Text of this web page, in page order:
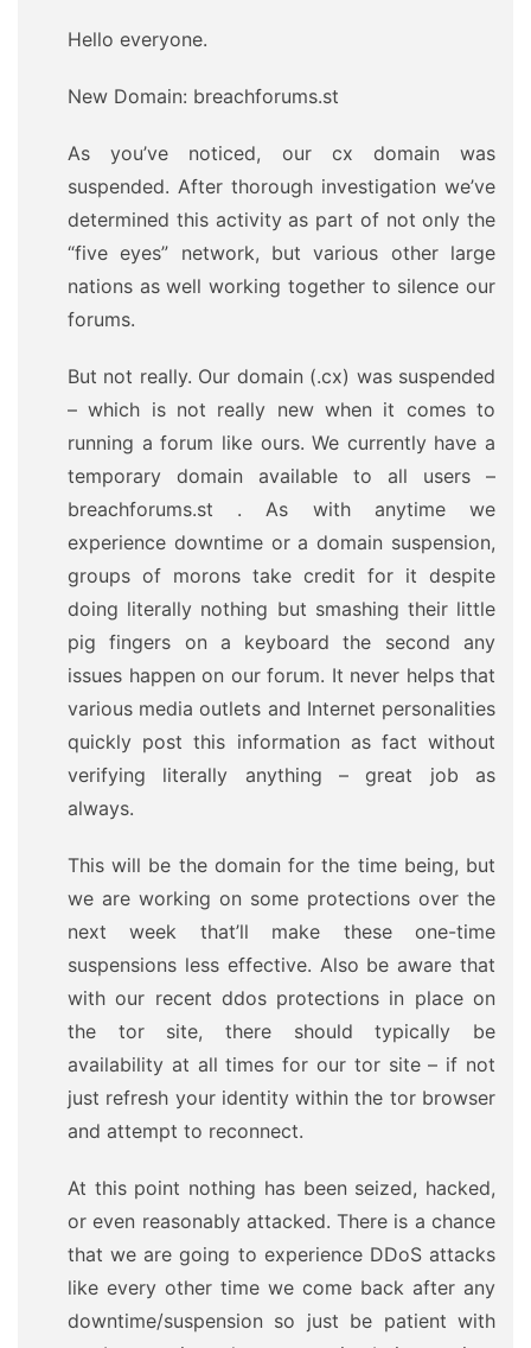
Hello everyone.
New Domain: breachforums.st
As you’ve noticed, our cx domain was
suspended. After thorough investigation we’ve
determined this activity as part of not only the
“five eyes” network, but various other large
nations as well working together to silence our
forums.
But not really. Our domain (.cx) was suspended
– which is not really new when it comes to
running a forum like ours. We currently have a
temporary domain available to all users –
breachforums.st . As with anytime we
experience downtime or a domain suspension,
groups of morons take credit for it despite
doing literally nothing but smashing their little
pig fingers on a keyboard the second any
issues happen on our forum. It never helps that
various media outlets and Internet personalities
quickly post this information as fact without
verifying literally anything – great job as
always.
This will be the domain for the time being, but
we are working on some protections over the
next week that’ll make these one-time
suspensions less effective. Also be aware that
with our recent ddos protections in place on
the tor site, there should typically be
availability at all times for our tor site – if not
just refresh your identity within the tor browser
and attempt to reconnect.
At this point nothing has been seized, hacked,
or even reasonably attacked. There is a chance
that we are going to experience DDoS attacks
like every other time we come back after any
downtime/suspension so just be patient with